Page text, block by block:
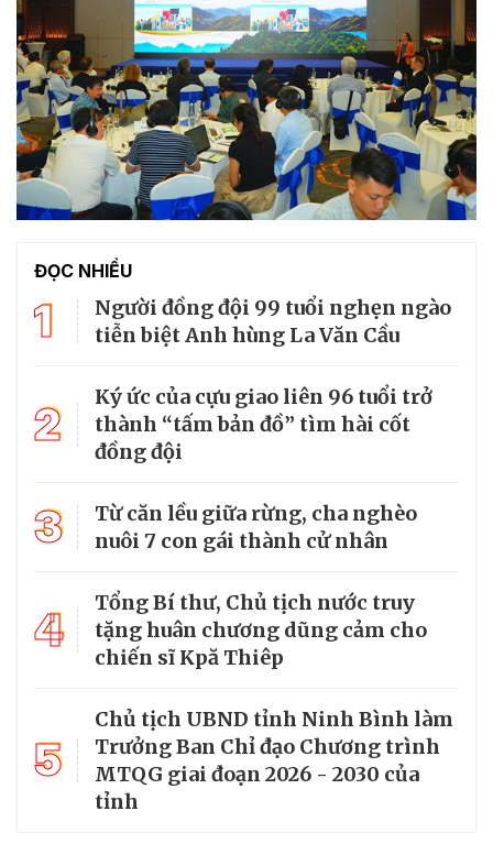
ĐỌC NHIỀU
1
Người đồng đội 99 tuổi nghẹn ngào
tiễn biệt Anh hùng La Văn Cầu
2
Ký ức của cựu giao liên 96 tuổi trở
thành “tấm bản đồ” tìm hài cốt
đồng đội
3
Từ căn lều giữa rừng, cha nghèo
nuôi 7 con gái thành cử nhân
4
Tổng Bí thư, Chủ tịch nước truy
tặng huân chương dũng cảm cho
chiến sĩ Kpă Thiêp
5
Chủ tịch UBND tỉnh Ninh Bình làm
Trưởng Ban Chỉ đạo Chương trình
MTQG giai đoạn 2026 - 2030 của
tỉnh